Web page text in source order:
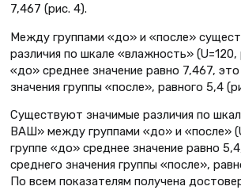
7,467 (рис. 4).
Между группами «до» и «после»
различия по шкале «влажность» (U=120,
«до» среднее значение равно 7,467,
значения группы «после», равного 5,4
Существуют значимые различия по
ВАШ» между группами «до» и «после»
группе «до» среднее значение равно
среднего значения группы «после»,
По всем показателям получена